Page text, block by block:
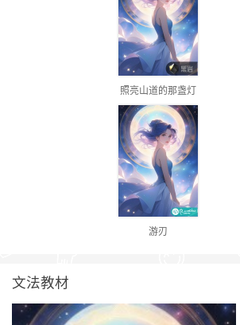
照亮山道的那盏灯
游刃
文法教材